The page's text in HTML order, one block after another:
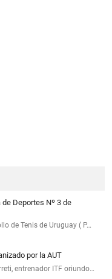
Deportes Nº 3 de
de Tenis de Uruguay ( P…
por la AUT
entrenador ITF oriundo…